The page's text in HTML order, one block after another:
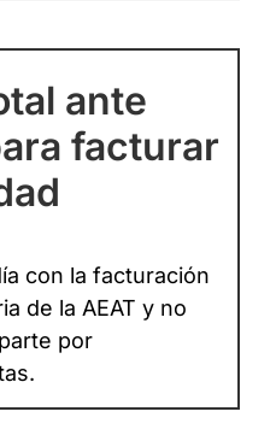
ante
facturar
con la facturación
de la AEAT y no
por